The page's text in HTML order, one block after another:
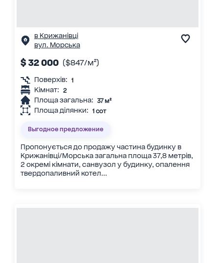
в Крижанівці
вул. Морська
$ 32 000 ($847/м²)
Поверхів: 1
Кімнат: 2
Площа загальна: 37 м²
Площа ділянки: 1 сот
Выгодное предложение
Пропонується до продажу частина будинку в
Крижанівці/Морська загальна площа 37,8 метрів,
2 окремі кімнати, санвузол у будинку, опалення
твердопаливний котел...